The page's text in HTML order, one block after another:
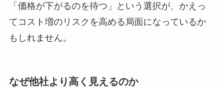
「価格が下がるのを待つ」という選択が、かえっ
てコスト増のリスクを高める局面になっているか
もしれません。
なぜ他社より高く見えるのか